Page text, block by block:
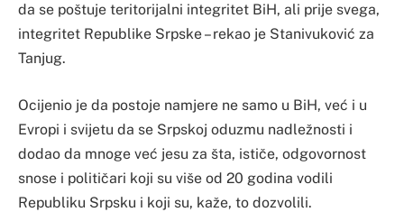
da se poštuje teritorijalni integritet BiH, ali prije svega,
integritet Republike Srpske – rekao je Stanivuković za
Tanjug.
Ocijenio je da postoje namjere ne samo u BiH, već i u
Evropi i svijetu da se Srpskoj oduzmu nadležnosti i
dodao da mnoge već jesu za šta, ističe, odgovornost
snose i političari koji su više od 20 godina vodili
Republiku Srpsku i koji su, kaže, to dozvolili.